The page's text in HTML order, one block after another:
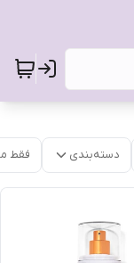
دسته‌بندی فقط